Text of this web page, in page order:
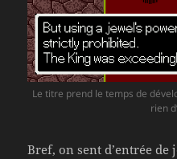
Le titre prend le temps de
rien
Bref, on sent d’entrée